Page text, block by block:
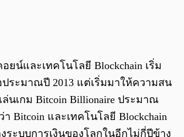
ยน์และเทคโนโลยี Blockchain เริ่ม
ระมาณปี 2013 แต่เริ่มมาให้ความสน
ล่นเกม Bitcoin Billionaire ประมาณ
Bitcoin และเทคโนโลยี Blockchain
ระบบการเงินของโลกในอีกไม่กี่ปีข้าง